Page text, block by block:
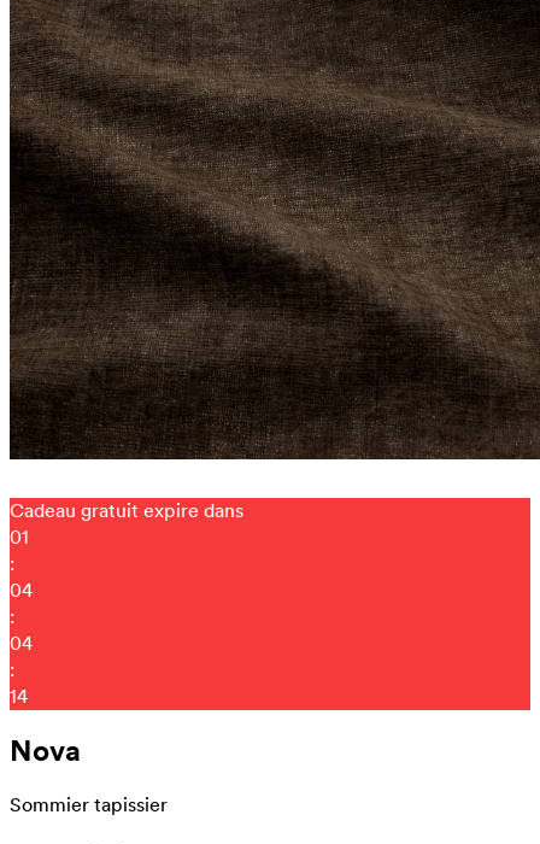
Cadeau gratuit expire dans
01
:
04
:
04
:
05
Nova
Sommier tapissier